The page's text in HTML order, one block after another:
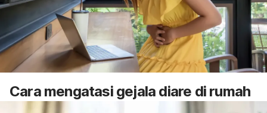
Cara mengatasi gejala diare di rumah